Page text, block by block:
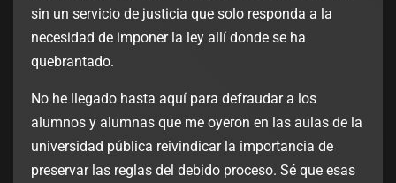
sin un servicio de justicia que solo responda a la
necesidad de imponer la ley allí donde se ha
quebrantado.
No he llegado hasta aquí para defraudar a los
alumnos y alumnas que me oyeron en las aulas de la
universidad pública reivindicar la importancia de
preservar las reglas del debido proceso. Sé que esas